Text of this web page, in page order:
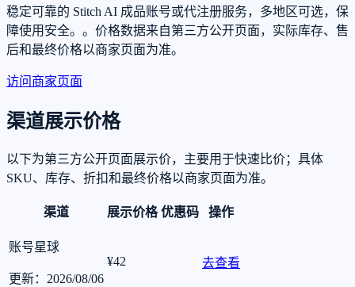
稳定可靠的 Stitch AI 成品账号或代注册服务，多地区可选，保
障使用安全。。价格数据来自第三方公开页面，实际库存、售
后和最终价格以商家页面为准。
访问商家页面
渠道展示价格
以下为第三方公开页面展示价，主要用于快速比价；具体
SKU、库存、折扣和最终价格以商家页面为准。
渠道 展示价格 优惠码 操作
账号星球
更新：2026/08/06
¥42 去查看